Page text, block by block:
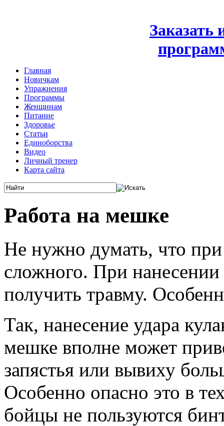
Заказать
Главная
Новичкам
Упражнения
Программы
Женщинам
Питание
Здоровье
Статьи
Единоборства
Видео
Личный тренер
Карта сайта
Работа на мешке
Не нужно думать, что
сложного. При
получить травму.
Так, нанесение удара
мешке вполне может
запястья или вывиху
Особенно опасно это в
бойцы не пользуются